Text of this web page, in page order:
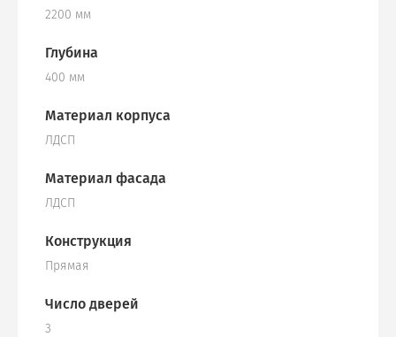
2200 мм
Глубина
400 мм
Материал корпуса
ЛДСП
Материал фасада
ЛДСП
Конструкция
Прямая
Число дверей
3